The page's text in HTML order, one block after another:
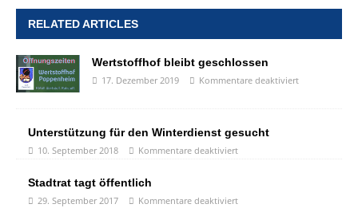
RELATED ARTICLES
Wertstoffhof bleibt geschlossen
17. Dezember 2019 Kommentare deaktiviert
Unterstützung für den Winterdienst gesucht
10. September 2018 Kommentare deaktiviert
Stadtrat tagt öffentlich
29. September 2017 Kommentare deaktiviert